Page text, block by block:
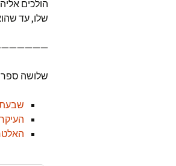
הולכים
שלו, עד
שלושה
שבעת
האלטרנטיבה ה-3